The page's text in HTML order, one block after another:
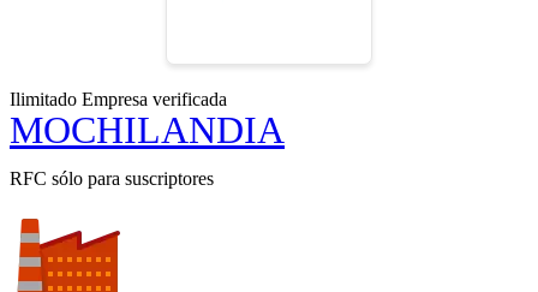
Ilimitado Empresa verificada
MOCHILANDIA
RFC sólo para suscriptores